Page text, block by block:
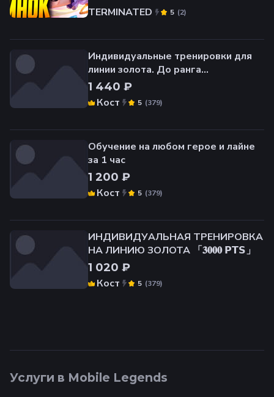
TERMINATED
(2)
5
Индивидуальные тренировки для
линии золота. До ранга
мифический. От Мифа 100+, 71% вр
1 440 ₽
Кост
(379)
5
Обучение на любом герое и лайне
за 1 час
1 200 ₽
Кост
(379)
5
ИНДИВИДУАЛЬНАЯ ТРЕНИРОВКА
НА ЛИНИЮ ЗОЛОТА 「𝟑𝟎𝟎𝟎 𝗣𝗧𝗦」
1 020 ₽
Кост
(379)
5
Услуги в Mobile Legends